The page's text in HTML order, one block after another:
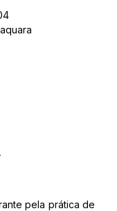
pela prática de